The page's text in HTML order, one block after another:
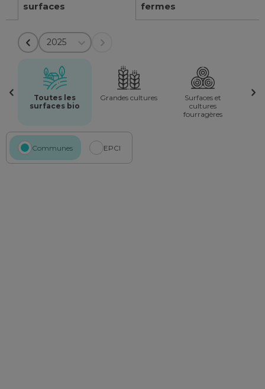
surfaces
fermes
2025
Toutes les
surfaces bio
Grandes cultures
Surfaces et
cultures
fourragères
Communes EPCI